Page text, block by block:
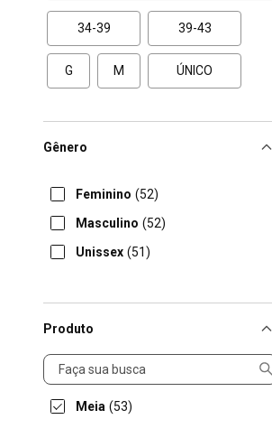
34-39 39-43
G M ÚNICO
Gênero
Feminino (52)
Masculino (52)
Unissex (51)
Produto
Produto
Meia (53)